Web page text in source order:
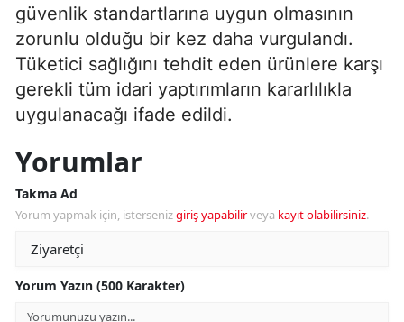
güvenlik standartlarına uygun olmasının
zorunlu olduğu bir kez daha vurgulandı.
Tüketici sağlığını tehdit eden ürünlere karşı
gerekli tüm idari yaptırımların kararlılıkla
uygulanacağı ifade edildi.
Yorumlar
Takma Ad
Yorum yapmak için, istersenizgiriş yapabilirveya kayıt olabilirsiniz.
Yorum Yazın (500 Karakter)